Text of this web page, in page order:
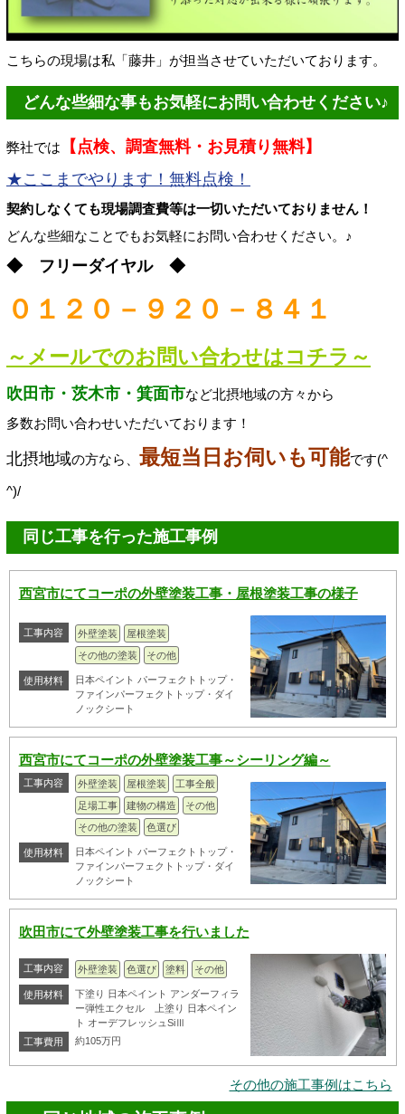
こちらの現場は私「藤井」が担当させていただいております。
どんな些細な事もお気軽にお問い合わせください♪
弊社では
【点検、調査無料・お見積り無料】
★ここまでやります！無料点検！
契約しなくても現場調査費等は一切いただいておりません！
どんな些細なことでもお気軽にお問い合わせください。♪
◆ フリーダイヤル ◆
０１２０－９２０－８４１
～メールでのお問い合わせはコチラ～
吹田市・茨木市・箕面市など北摂地域の方々から
多数お問い合わせいただいております！
北摂地域の方なら、 最短当日お伺いも可能です(^
^)/
同じ工事を行った施工事例
西宮市にてコーポの外壁塗装工事・屋根塗装工事の様子
工事内容 外壁塗装
屋根塗装
その他の塗装
その他
使用材料
日本ペイント パーフェクトトップ・
ファインパーフェクトトップ・ダイ
ノックシート
西宮市にてコーポの外壁塗装工事～シーリング編～
工事内容 外壁塗装 屋根塗装
工事全般
足場工事
建物の構造
その他
その他の塗装
色選び
使用材料
日本ペイント パーフェクトトップ・
ファインパーフェクトトップ・ダイ
ノックシート
吹田市にて外壁塗装工事を行いました
工事内容 外壁塗装 色選び 塗料 その他
使用材料
下塗り 日本ペイント アンダーフィラ
ー弾性エクセル 上塗り 日本ペイン
ト オーデフレッシュSiⅢ
工事費用
約105万円
その他の施工事例はこちら